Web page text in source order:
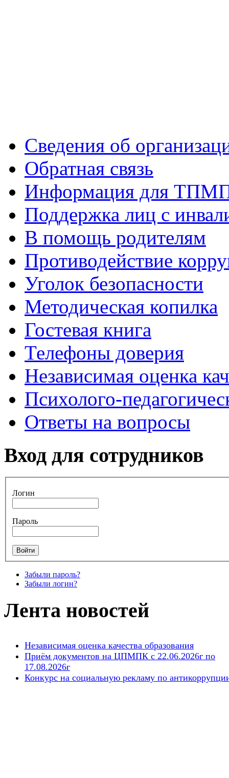
Сведения об
Обратная связь
Информация для
Поддержка лиц с
В помощь родителям
Противодействие
Уголок безопасности
Методическая копилка
Гостевая книга
Телефоны доверия
Независимая оценка
Психолого-
Ответы на вопросы
Вход для сотрудников
Логин
Пароль
Забыли пароль?
Забыли логин?
Лента новостей
Независимая оценка качества образования
Приём документов на ЦПМПК с 22.06.2026г по
17.08.2026г
Конкурс на социальную рекламу по